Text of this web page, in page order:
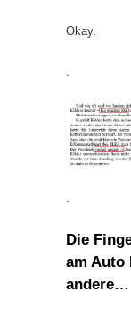
Okay.
Die
am Auto
andere…